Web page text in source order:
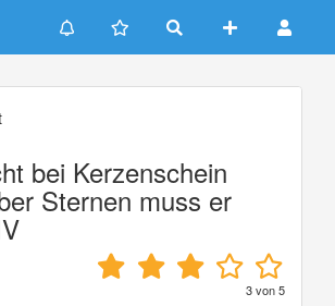
bei Kerzenschein
Sternen muss er
3von5